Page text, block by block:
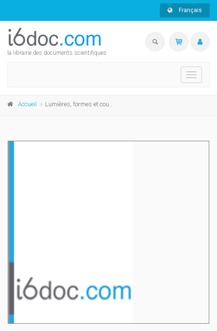
Français
la librairie des documents scientifiques
Toggle
Accueil Lumières, formes et couleurs